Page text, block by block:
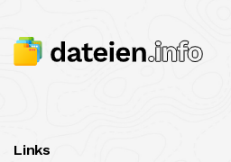
Links